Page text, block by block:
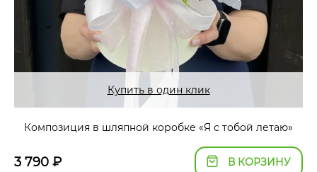
Купить в один клик
Композиция в шляпной коробке «Я с тобой летаю»
3 790 ₽ В КОРЗИНУ